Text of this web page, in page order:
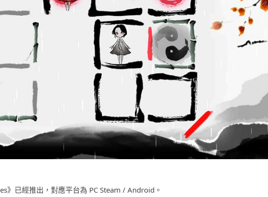
》已經推出，對應平台為 PC Steam / Android。